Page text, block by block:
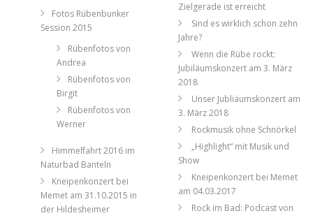
Fotos Rübenbunker
Session 2015
Rübenfotos von
Andrea
Rübenfotos von
Birgit
Rübenfotos von
Werner
Himmelfahrt 2016 im
Naturbad Banteln
Kneipenkonzert bei
Memet am 31.10.2015 in
der Hildesheimer
Zielgerade ist erreicht
Sind es wirklich schon zehn
Jahre?
Wenn die Rübe rockt:
Jubiläumskonzert am 3. März
2018
Unser Jubliäumskonzert am
3. März 2018
Rockmusik ohne Schnörkel
„Highlight“ mit Musik und
Show
Kneipenkonzert bei Memet
am 04.03.2017
Rock im Bad: Podcast von